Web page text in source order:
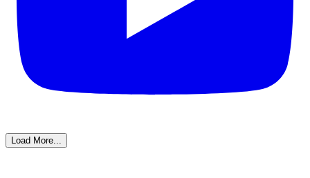
Load More...